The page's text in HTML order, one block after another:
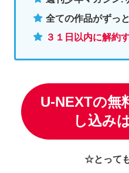
全ての作品がずっと
３１日以内に解約
U-NEXTの無
し込み
☆とって